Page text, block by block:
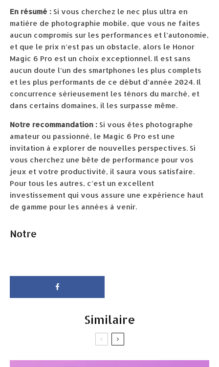
En résumé : Si vous cherchez le nec plus ultra en
matière de photographie mobile, que vous ne faites
aucun compromis sur les performances et l’autonomie,
et que le prix n’est pas un obstacle, alors le Honor
Magic 6 Pro est un choix exceptionnel. Il est sans
aucun doute l’un des smartphones les plus complets
et les plus performants de ce début d’année 2024. Il
concurrence sérieusement les ténors du marché, et
dans certains domaines, il les surpasse même.
Notre recommandation : Si vous êtes photographe
amateur ou passionné, le Magic 6 Pro est une
invitation à explorer de nouvelles perspectives. Si
vous cherchez une bête de performance pour vos
jeux et votre productivité, il saura vous satisfaire.
Pour tous les autres, c’est un excellent
investissement qui vous assure une expérience haut
de gamme pour les années à venir.
Notre
Similaire